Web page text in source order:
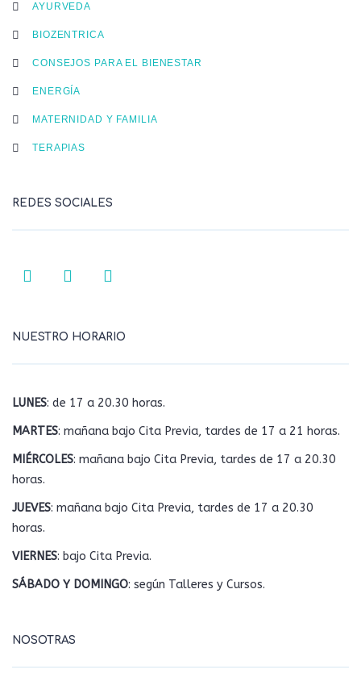
AYURVEDA
BIOZENTRICA
CONSEJOS PARA EL BIENESTAR
ENERGÍA
MATERNIDAD Y FAMILIA
TERAPIAS
REDES SOCIALES
NUESTRO HORARIO
LUNES: de 17 a 20.30 horas.
MARTES: mañana bajo Cita Previa, tardes de 17 a 21 horas.
MIÉRCOLES: mañana bajo Cita Previa, tardes de 17 a 20.30
horas.
JUEVES: mañana bajo Cita Previa, tardes de 17 a 20.30
horas.
VIERNES: bajo Cita Previa.
SÁBADO Y DOMINGO: según Talleres y Cursos.
NOSOTRAS